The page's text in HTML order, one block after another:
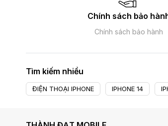
Chính sách bảo
Chính sách bảo hành
Tìm kiếm nhiều
ĐIỆN THOẠI IPHONE IPHONE 14